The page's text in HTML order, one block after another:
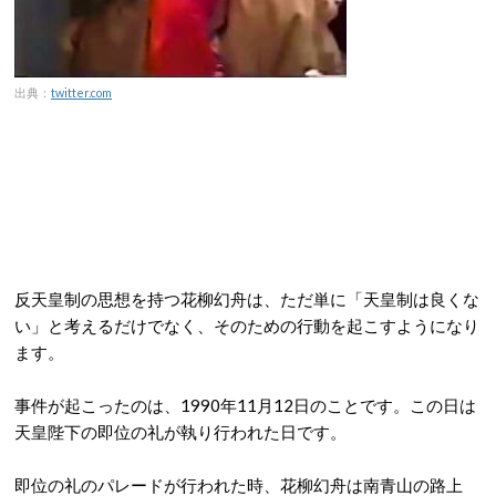
出典： twitter.com
反天皇制の思想を持つ花柳幻舟は、ただ単に「天皇制は良くな
い」と考えるだけでなく、そのための行動を起こすようになり
ます。
事件が起こったのは、1990年11月12日のことです。この日は
天皇陛下の即位の礼が執り行われた日です。
即位の礼のパレードが行われた時、花柳幻舟は南青山の路上